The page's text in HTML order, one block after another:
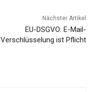
Nächster Artikel
EU-DSGVO: E-Mail-
Verschlüsselung ist Pflicht